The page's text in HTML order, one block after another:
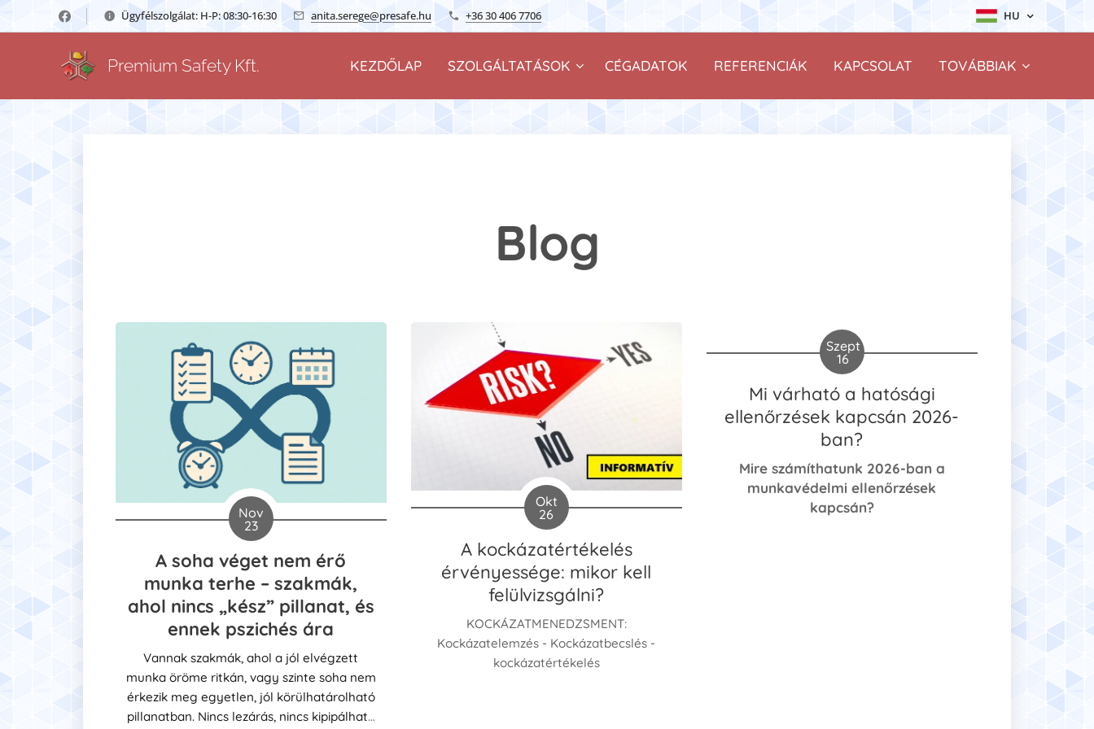
Ügyfélszolgálat: H-P: 08:30-16:30 anita.serege@presafe.hu +36 30 406 7706 HU
Premium Safety Kft. KEZDŐLAP SZOLGÁLTATÁSOK CÉGADATOK REFERENCIÁK KAPCSOLAT TOVÁBBIAK
Blog
Nov
23
A soha véget nem érő
munka terhe – szakmák,
ahol nincs „kész” pillanat, és
ennek pszichés ára
Vannak szakmák, ahol a jól elvégzett
munka öröme ritkán, vagy szinte soha nem
érkezik meg egyetlen, jól körülhatárolható
pillanatban. Nincs lezárás, nincs kipipálható
Okt
26
A kockázatértékelés
érvényessége: mikor kell
felülvizsgálni?
KOCKÁZATMENEDZSMENT:
Kockázatelemzés - Kockázatbecslés -
kockázatértékelés
Szept
16
Mi várható a hatósági
ellenőrzések kapcsán 2026-
ban?
Mire számíthatunk 2026-ban a
munkavédelmi ellenőrzések
kapcsán?